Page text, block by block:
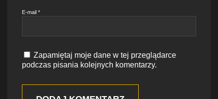
E-mail *
Zapamiętaj moje dane w tej przeglądarce
podczas pisania kolejnych komentarzy.